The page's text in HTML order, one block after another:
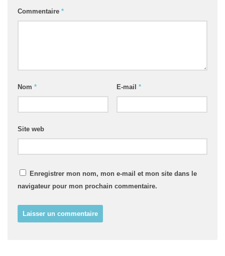
Commentaire *
Nom * E-mail *
Site web
Enregistrer mon nom, mon e-mail et mon site dans le
navigateur pour mon prochain commentaire.